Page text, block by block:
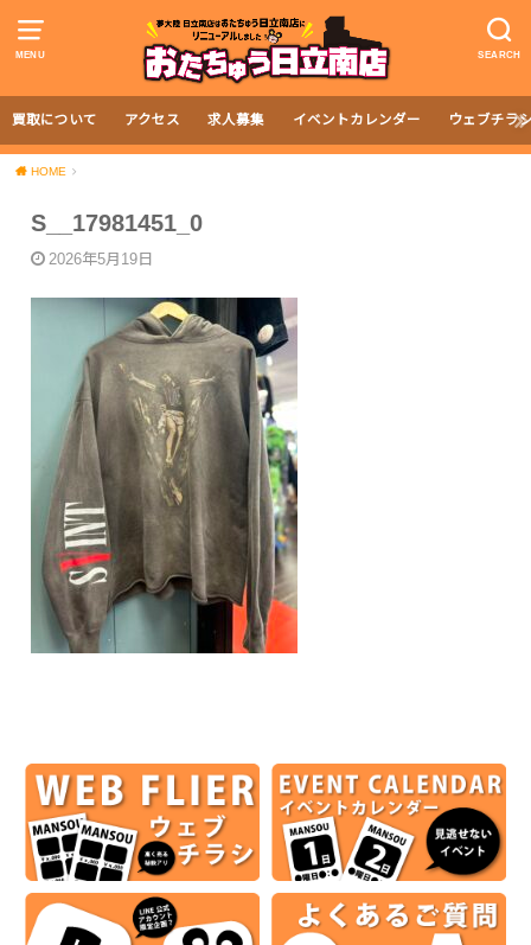
MENU SEARCH
買取について アクセス 求人募集 イベントカレンダー ウェブチラ
HOME
S__17981451_0
2026年5月19日